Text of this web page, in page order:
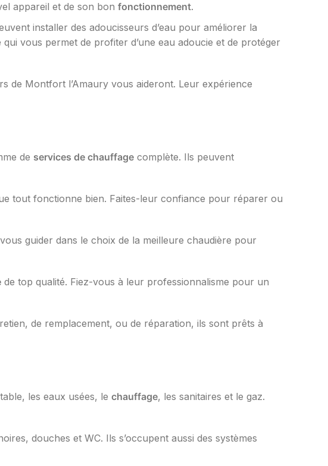
appareil et de son bon fonctionnement.
installer des adoucisseurs d’eau pour améliorer la
vous permet de profiter d’une eau adoucie et de protéger
de Montfort l’Amaury vous aideront. Leur expérience
de services de chauffage complète. Ils peuvent
tout fonctionne bien. Faites-leur confiance pour réparer ou
guider dans le choix de la meilleure chaudière pour
de top qualité. Fiez-vous à leur professionnalisme pour un
de remplacement, ou de réparation, ils sont prêts à
les eaux usées, le chauffage, les sanitaires et le gaz.
douches et WC. Ils s’occupent aussi des systèmes